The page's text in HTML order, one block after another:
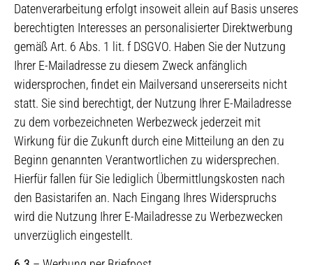
Datenverarbeitung erfolgt insoweit allein auf Basis unseres
berechtigten Interesses an personalisierter Direktwerbung
gemäß Art. 6 Abs. 1 lit. f DSGVO. Haben Sie der Nutzung
Ihrer E-Mailadresse zu diesem Zweck anfänglich
widersprochen, findet ein Mailversand unsererseits nicht
statt. Sie sind berechtigt, der Nutzung Ihrer E-Mailadresse
zu dem vorbezeichneten Werbezweck jederzeit mit
Wirkung für die Zukunft durch eine Mitteilung an den zu
Beginn genannten Verantwortlichen zu widersprechen.
Hierfür fallen für Sie lediglich Übermittlungskosten nach
den Basistarifen an. Nach Eingang Ihres Widerspruchs
wird die Nutzung Ihrer E-Mailadresse zu Werbezwecken
unverzüglich eingestellt.